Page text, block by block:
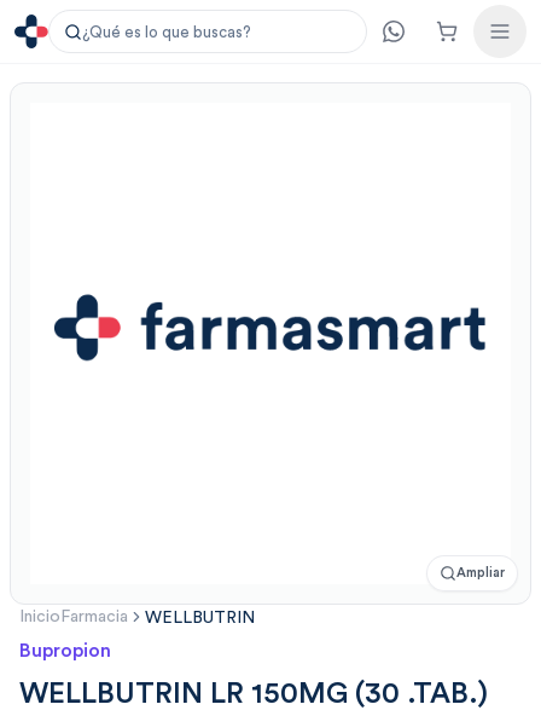
¿Qué es lo que buscas?
Ampliar
Inicio Farmacia WELLBUTRIN
Bupropion
WELLBUTRIN LR 150MG (30 .TAB.)